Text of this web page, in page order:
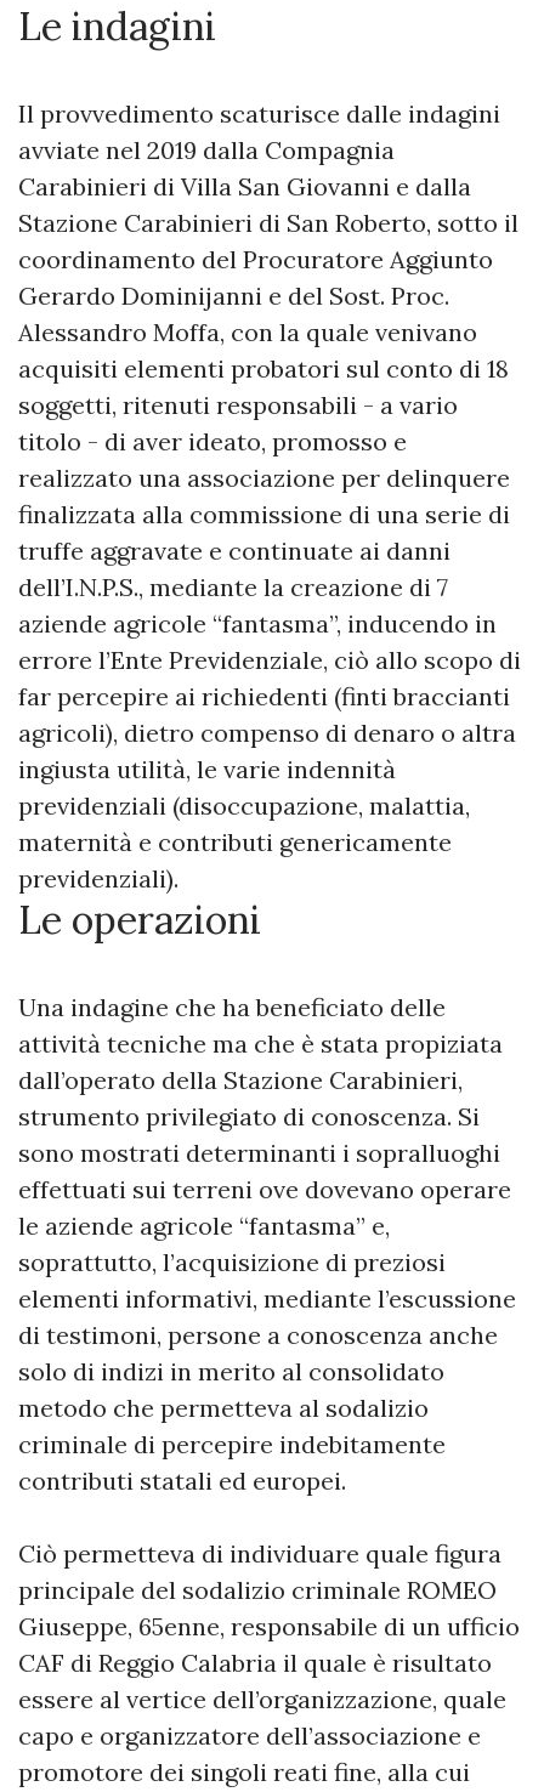
Le indagini
Il provvedimento scaturisce dalle indagini
avviate nel 2019 dalla Compagnia
Carabinieri di Villa San Giovanni e dalla
Stazione Carabinieri di San Roberto, sotto il
coordinamento del Procuratore Aggiunto
Gerardo Dominijanni e del Sost. Proc.
Alessandro Moffa, con la quale venivano
acquisiti elementi probatori sul conto di 18
soggetti, ritenuti responsabili - a vario
titolo - di aver ideato, promosso e
realizzato una associazione per delinquere
finalizzata alla commissione di una serie di
truffe aggravate e continuate ai danni
dell’I.N.P.S., mediante la creazione di 7
aziende agricole “fantasma”, inducendo in
errore l’Ente Previdenziale, ciò allo scopo di
far percepire ai richiedenti (finti braccianti
agricoli), dietro compenso di denaro o altra
ingiusta utilità, le varie indennità
previdenziali (disoccupazione, malattia,
maternità e contributi genericamente
previdenziali).
Le operazioni
Una indagine che ha beneficiato delle
attività tecniche ma che è stata propiziata
dall’operato della Stazione Carabinieri,
strumento privilegiato di conoscenza. Si
sono mostrati determinanti i sopralluoghi
effettuati sui terreni ove dovevano operare
le aziende agricole “fantasma” e,
soprattutto, l’acquisizione di preziosi
elementi informativi, mediante l’escussione
di testimoni, persone a conoscenza anche
solo di indizi in merito al consolidato
metodo che permetteva al sodalizio
criminale di percepire indebitamente
contributi statali ed europei.
Ciò permetteva di individuare quale figura
principale del sodalizio criminale ROMEO
Giuseppe, 65enne, responsabile di un ufficio
CAF di Reggio Calabria il quale è risultato
essere al vertice dell’organizzazione, quale
capo e organizzatore dell’associazione e
promotore dei singoli reati fine, alla cui